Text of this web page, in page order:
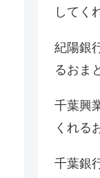
してく
紀陽銀
るおま
千葉興
くれる
千葉銀